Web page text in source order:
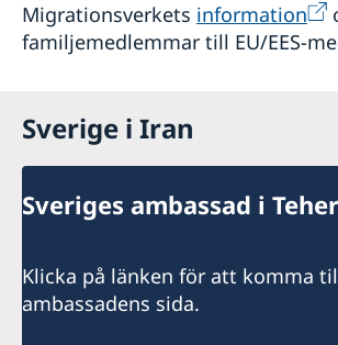
Migrationsverkets information
familjemedlemmar till EU/EES-
Sverige i Iran
Sveriges ambassad i
Klicka på länken för att komma
ambassadens sida.